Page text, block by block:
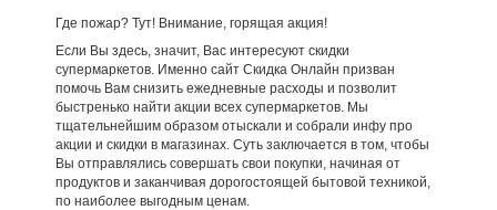
Где пожар? Тут! Внимание, горящая акция!
Если Вы здесь, значит, Вас интересуют скидки
супермаркетов. Именно сайт Скидка Онлайн призван
помочь Вам снизить ежедневные расходы и позволит
быстренько найти акции всех супермаркетов. Мы
тщательнейшим образом отыскали и собрали инфу про
акции и скидки в магазинах. Суть заключается в том, чтобы
Вы отправлялись совершать свои покупки, начиная от
продуктов и заканчивая дорогостоящей бытовой техникой,
по наиболее выгодным ценам.